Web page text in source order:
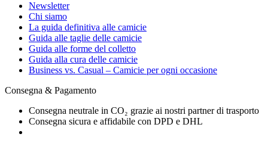
Newsletter
Chi siamo
La guida definitiva alle camicie
Guida alle taglie delle camicie
Guida alle forme del colletto
Guida alla cura delle camicie
Business vs. Casual – Camicie per ogni occasione
Consegna & Pagamento
Consegna neutrale in CO₂ grazie ai nostri partner di trasporto
Consegna sicura e affidabile con DPD e DHL